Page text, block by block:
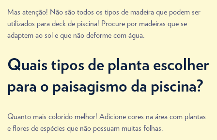
Mas atenção! Não são todos os tipos de madeira que podem ser
utilizados para deck de piscina! Procure por madeiras que se
adaptem ao sol e que não deforme com água.
Quais tipos de planta escolher
para o paisagismo da piscina?
Quanto mais colorido melhor! Adicione cores na área com plantas
e flores de espécies que não possuam muitas folhas.